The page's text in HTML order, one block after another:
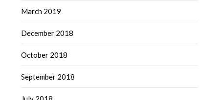
March 2019
December 2018
October 2018
September 2018